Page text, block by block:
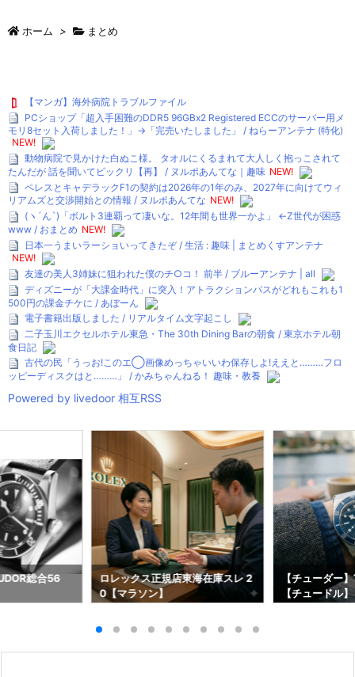
ホーム > まとめ
【マンガ】海外病院トラブルファイル
PCショップ「超入手困難のDDR5 96GBx2 Registered ECCのサーバー用メ
モリ8セット入荷しました！」→「完売いたしました」 / ねらーアンテナ (特化)
NEW!
動物病院で見かけた白ぬこ様。 タオルにくるまれて大人しく抱っこされて
たんだが 話を聞いてビックリ【再】 / ヌルポあんてな｜趣味 NEW!
ペレスとキャデラックF1の契約は2026年の1年のみ、2027年に向けてウィ
リアムズと交渉開始との情報 / ヌルポあんてな NEW!
(ヽ´ん`)「ボルト3連覇って凄いな。12年間も世界一かよ」 ←Z世代が困惑
www / おまとめ NEW!
日本一うまいラーショいってきたぞ / 生活 : 趣味 | まとめくすアンテナ
NEW!
友達の美人3姉妹に狙われた僕のチ○コ！ 前半 / ブルーアンテナ | all
ディズニーが「大課金時代」に突入！アトラクションパスがどれもこれも1
500円の課金チケに / あぼーん
電子書籍出版しました / リアルタイム文字起こし
二子玉川エクセルホテル東急・The 30th Dining Barの朝食 / 東京ホテル朝
食日記
古代の民「うっお!このエ◯画像めっちゃいいわ保存しよ!ええと………フロ
ッピーディスクはと………」 / かみちゃんねる！ 趣味・教養
Powered by livedoor 相互RSS
総合56
ロレックス正規店東海在庫スレ 2
0【マラソン】
【チューダー
【チュードル】